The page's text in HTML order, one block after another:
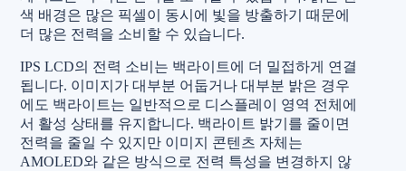
색 배경은 많은 픽셀이 동시에 빛을 방출하기 때문에
더 많은 전력을 소비할 수 있습니다.
IPS LCD의 전력 소비는 백라이트에 더 밀접하게 연결
됩니다. 이미지가 대부분 어둡거나 대부분 밝은 경우
에도 백라이트는 일반적으로 디스플레이 영역 전체에
서 활성 상태를 유지합니다. 백라이트 밝기를 줄이면
전력을 줄일 수 있지만 이미지 콘텐츠 자체는
AMOLED와 같은 방식으로 전력 특성을 변경하지 않